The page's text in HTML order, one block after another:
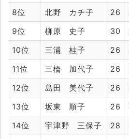
8位
北野 カチ子 26
9位
柳原 史子 30
10位
三浦 桂子 26
11位
三橋 加代子 26
12位
島田 美代子 26
13位
坂東 順子 26
14位
宇津野 三保子 28